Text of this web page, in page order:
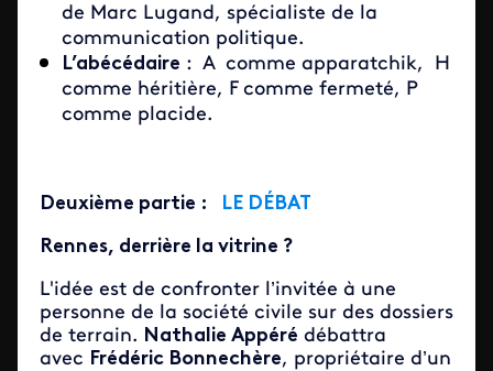
de Marc Lugand, spécialiste de la
communication politique.
L’abécédaire : A comme apparatchik, H
comme héritière, F comme fermeté, P
comme placide.
Deuxième partie : LE DÉBAT
Rennes, derrière la vitrine ?
L'idée est de confronter l’invitée à une
personne de la société civile sur des dossiers
de terrain. Nathalie Appéré débattra
avec Frédéric Bonnechère, propriétaire d’un